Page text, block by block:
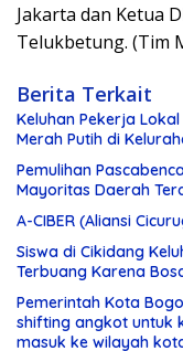
Jakarta dan Ketua
Telukbetung. (Tim
Berita Terkait
Keluhan Pekerja
Merah Putih di
Pemulihan
Mayoritas Daerah
A-CIBER (Aliansi
Siswa di Cikidang
Terbuang Karena
Pemerintah Kota
shifting angkot untuk
masuk ke wilayah